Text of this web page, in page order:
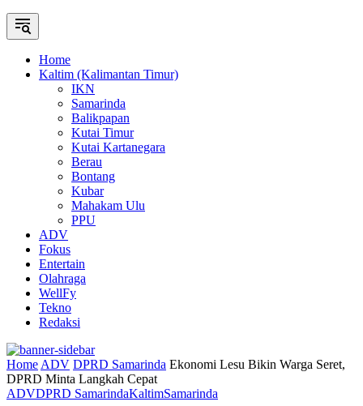
Home
Kaltim (Kalimantan Timur)
IKN
Samarinda
Balikpapan
Kutai Timur
Kutai Kartanegara
Berau
Bontang
Kubar
Mahakam Ulu
PPU
ADV
Fokus
Entertain
Olahraga
WellFy
Tekno
Redaksi
Home ADV DPRD Samarinda Ekonomi Lesu Bikin Warga Seret,
DPRD Minta Langkah Cepat
ADVDPRD SamarindaKaltimSamarinda